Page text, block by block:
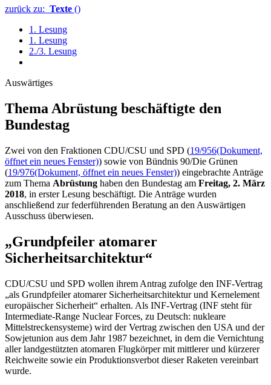
zurück zu: Texte ()
1. Lesung
1. Lesung
2./3. Lesung
Auswärtiges
Thema Abrüstung beschäftigte den
Bundestag
Zwei von den Fraktionen CDU/CSU und SPD (19/956(Dokument,
öffnet ein neues Fenster)) sowie von Bündnis 90/Die Grünen
(19/976(Dokument, öffnet ein neues Fenster)) eingebrachte Anträge
zum Thema Abrüstung haben den Bundestag am Freitag, 2. März
2018, in erster Lesung beschäftigt. Die Anträge wurden
anschließend zur federführenden Beratung an den Auswärtigen
Ausschuss überwiesen.
„Grundpfeiler atomarer
Sicherheitsarchitektur“
CDU/CSU und SPD wollen ihrem Antrag zufolge den INF-Vertrag
„als Grundpfeiler atomarer Sicherheitsarchitektur und Kernelement
europäischer Sicherheit“ erhalten. Als INF-Vertrag (INF steht für
Intermediate-Range Nuclear Forces, zu Deutsch: nukleare
Mittelstreckensysteme) wird der Vertrag zwischen den USA und der
Sowjetunion aus dem Jahr 1987 bezeichnet, in dem die Vernichtung
aller landgestützten atomaren Flugkörper mit mittlerer und kürzerer
Reichweite sowie ein Produktionsverbot dieser Raketen vereinbart
wurde.